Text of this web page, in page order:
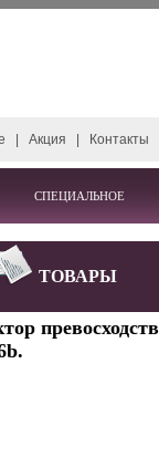
Акция Контакты
СПЕЦИАЛЬНОЕ
ТОВАРЫ